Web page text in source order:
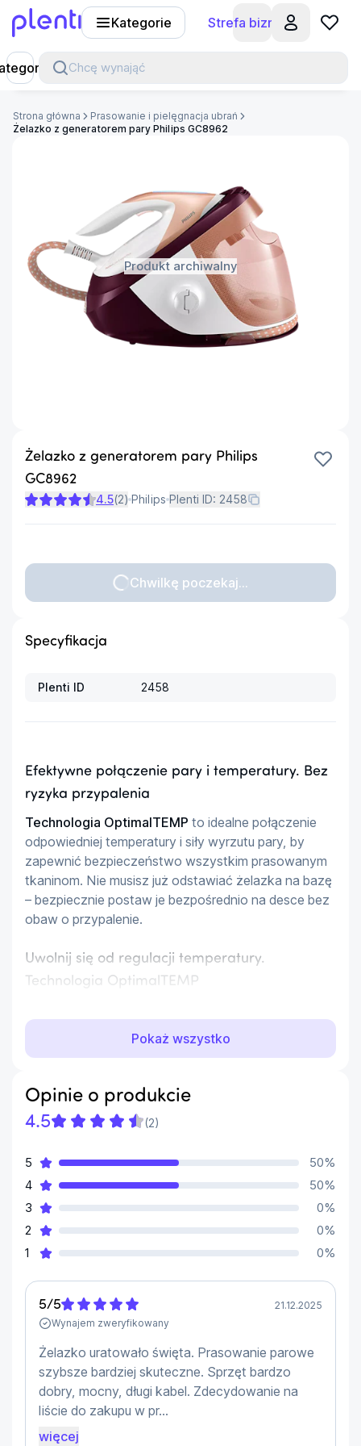
Kategorie Strefa biznesu
Chcę wynająć
Strona główna
Prasowanie i pielęgnacja ubrań
Żelazko z generatorem pary Philips GC8962
Produkt archiwalny
Żelazko z generatorem pary Philips
GC8962
4.5(2) Philips Plenti ID: 2458
Chwilkę poczekaj...
Specyfikacja
Plenti ID 2458
Efektywne połączenie pary i temperatury. Bez
ryzyka przypalenia
Technologia OptimalTEMP to idealne połączenie
odpowiedniej temperatury i siły wyrzutu pary, by
zapewnić bezpieczeństwo wszystkim prasowanym
tkaninom. Nie musisz już odstawiać żelazka na bazę
– bezpiecznie postaw je bezpośrednio na desce bez
obaw o przypalenie.
Uwolnij się od regulacji temperatury.
Technologia OptimalTEMP
ręcznym regulowaniu temperatury. Z
nie musisz już czekać, aż żelazko
len, jedwab czy bawełna. Bezpiecznie i bez trudu
wyprasujesz każdą tkaninę.
wyrzut pary
Silne uderzenie pary do 520 g z łatwością poradzi
sobie nawet z grubymi tkaninami. Para wnika
głęboko w tkaninę i zmiękcza jej włókna, dzięki
czemu rozprasujesz nawet najbardziej oporne
Lekkość i silny wyrzut pary. Prasowanie w
Wyprasowanie firanek, zasłon czy delikatnych
sukienek z aplikacjami będzie jeszcze wygodniejsze.
Poznaj moc superlekkiego 800-gramowego żelazka
o silnym wyrzucie pary.
Pokaż wszystko
Opinie o produkcie
4.5
(2)
5 50%
4
50%
3
0%
2
0%
1
0%
5/5
Wynajem zweryfikowany
21.12.2025
Żelazko uratowało święta. Prasowanie parowe
szybsze bardziej skuteczne. Sprzęt bardzo
dobry, mocny, długi kabel. Zdecydowanie na
liście do zakupu w pr...
więcej